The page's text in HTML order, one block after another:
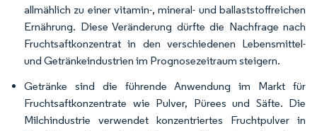
allmählich zu einer vitamin-, mineral- und ballaststoffreichen
Ernährung. Diese Veränderung dürfte die Nachfrage nach
Fruchtsaftkonzentrat in den verschiedenen Lebensmittel-
und Getränkeindustrien im Prognosezeitraum steigern.
Getränke sind die führende Anwendung im Markt für
Fruchtsaftkonzentrate wie Pulver, Pürees und Säfte. Die
Milchindustrie verwendet konzentriertes Fruchtpulver in